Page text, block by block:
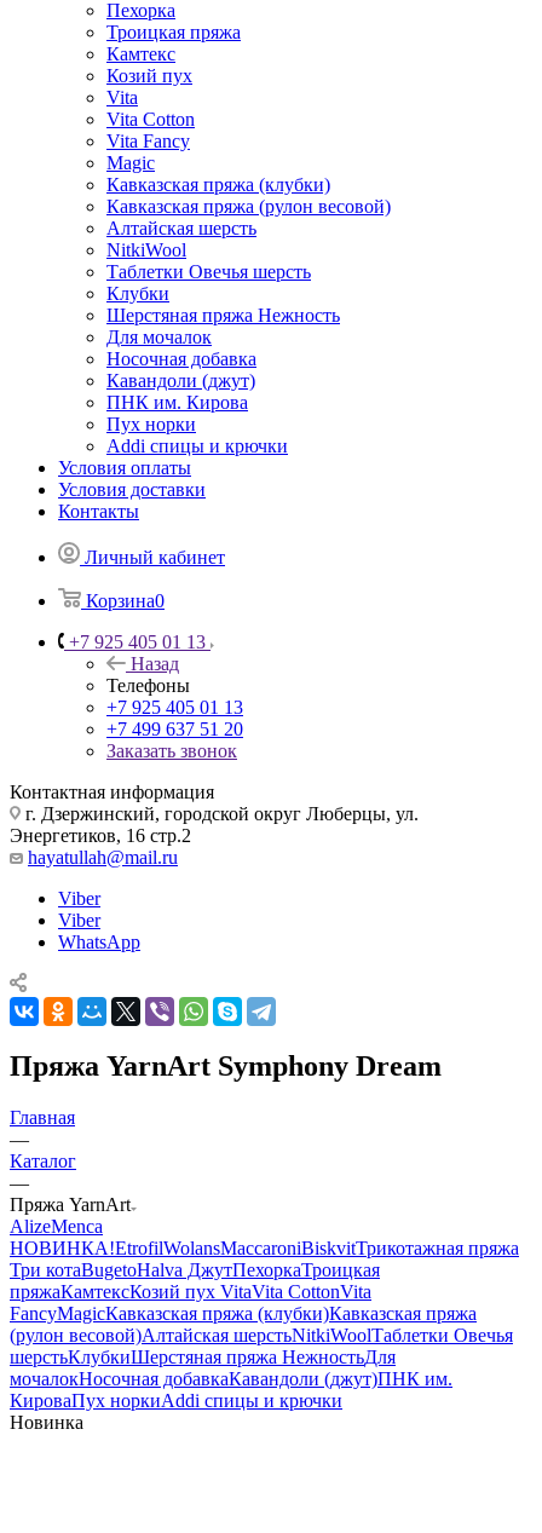
Пехорка
Троицкая пряжа
Камтекс
Козий пух
Vita
Vita Cotton
Vita Fancy
Magic
Кавказская пряжа (клубки)
Кавказская пряжа (рулон весовой)
Алтайская шерсть
NitkiWool
Таблетки Овечья шерсть
Клубки
Шерстяная пряжа Нежность
Для мочалок
Носочная добавка
Кавандоли (джут)
ПНК им. Кирова
Пух норки
Addi спицы и крючки
Условия оплаты
Условия доставки
Контакты
Личный кабинет
Корзина0
+7 925 405 01 13
Назад
Телефоны
+7 925 405 01 13
+7 499 637 51 20
Заказать звонок
Контактная информация
г. Дзержинский, городской округ Люберцы, ул.
Энергетиков, 16 стр.2
hayatullah@mail.ru
Viber
Viber
WhatsApp
Пряжа YarnArt Symphony Dream
Главная
—
Каталог
—
Пряжа YarnArt
AlizeMenca
НОВИНКА!EtrofilWolansMaccaroniBiskvitТрикотажная пряжа
Три котаBugetoHalva ДжутПехоркаТроицкая
пряжаКамтексКозий пух VitaVita CottonVita
FancyMagicКавказская пряжа (клубки)Кавказская пряжа
(рулон весовой)Алтайская шерстьNitkiWoolТаблетки Овечья
шерстьКлубкиШерстяная пряжа НежностьДля
мочалокНосочная добавкаКавандоли (джут)ПНК им.
КироваПух норкиAddi спицы и крючки
Новинка